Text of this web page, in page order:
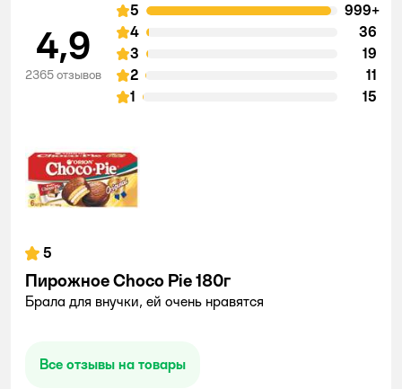
4,9
2365 отзывов
5
999+
4
36
3
19
2
11
1
15
5
Пирожное Choco Pie 180г
Брала для внучки, ей очень нравятся
Все отзывы на товары